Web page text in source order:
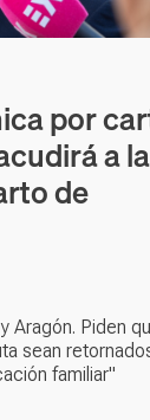
por
a la
de
Aragón. Piden
sean
familiar"